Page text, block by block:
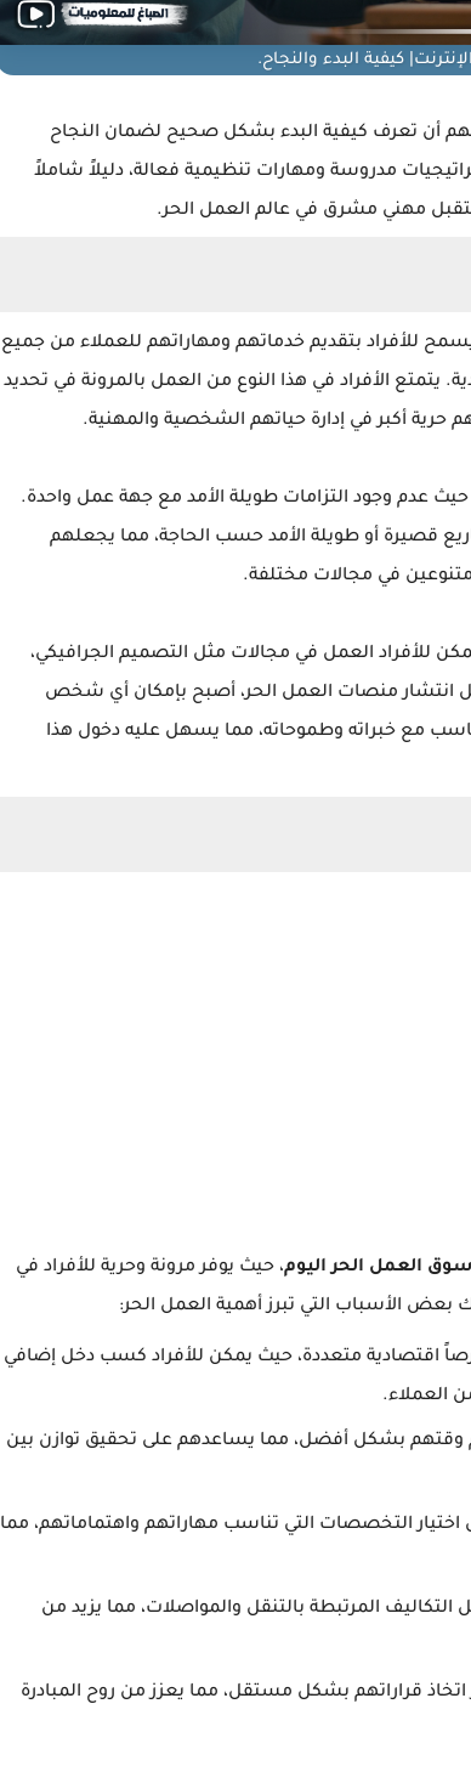
كيفية البدء والنجاح.
أن تعرف كيفية البدء بشكل صحيح لضمان النجاح
مدروسة ومهارات تنظيمية فعالة، دليلاً شاملاً
مهني مشرق في عالم العمل الحر.
للأفراد بتقديم خدماتهم ومهاراتهم للعملاء من جميع
يتمتع الأفراد في هذا النوع من العمل بالمرونة في تحديد
أكبر في إدارة حياتهم الشخصية والمهنية.
عدم وجود التزامات طويلة الأمد مع جهة عمل واحدة.
قصيرة أو طويلة الأمد حسب الحاجة، مما يجعلهم
في مجالات مختلفة.
للأفراد العمل في مجالات مثل التصميم الجرافيكي،
انتشار منصات العمل الحر، أصبح بإمكان أي شخص
مع خبراته وطموحاته، مما يسهل عليه دخول هذا
سوق العمل الحر اليوم، حيث يوفر مرونة وحرية للأفراد في
بعض الأسباب التي تبرز أهمية العمل الحر:
اقتصادية متعددة، حيث يمكن للأفراد كسب دخل إضافي
العملاء.
وقتهم بشكل أفضل، مما يساعدهم على تحقيق توازن بين
اختيار التخصصات التي تناسب مهاراتهم واهتماماتهم، مما
المرتبطة بالتنقل والمواصلات، مما يزيد من
قراراتهم بشكل مستقل، مما يعزز من روح المبادرة